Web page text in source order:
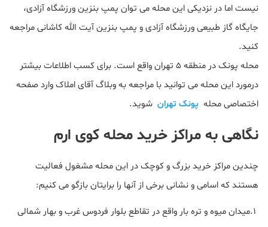
نیست اما در نزدیکی این محله می توان پمپ بنزین ورزشگاه آزادی،
جایگاه گاز طبیعی ورزشگاه آزادی و پمپ بنزین آیت الله کاشانی مراجعه
کنید.
محله پونک در منطقه 5 تهران واقع است. برای کسب اطلاعات بیشتر
درمورد این محله می توانید با مراجعه به وبلاگ آقای املاک وارد صفحه
اختصاصی محله پونک تهران شوید.
نگاهی به مراکز خرید محله کوی ارم
چندین مراکز خرید بزرگ و کوچک در این محله مشغول فعالیت
هستند که اسامی و نشانی برخی از آنها را برایتان بازگو می کنیم: